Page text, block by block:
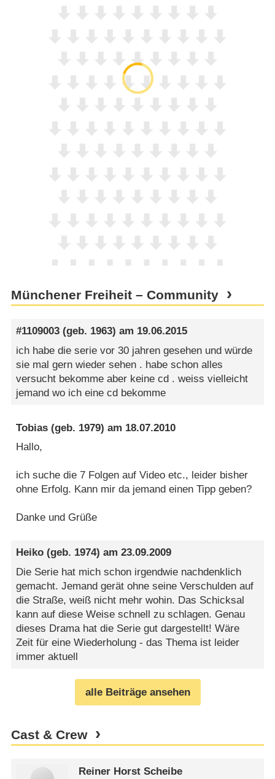
Münchener Freiheit – Community
#1109003 (geb. 1963) am 19.06.2015
ich habe die serie vor 30 jahren gesehen und würde
sie mal gern wieder sehen . habe schon alles
versucht bekomme aber keine cd . weiss vielleicht
jemand wo ich eine cd bekomme
Tobias (geb. 1979) am 18.07.2010
Hallo,
ich suche die 7 Folgen auf Video etc., leider bisher
ohne Erfolg. Kann mir da jemand einen Tipp geben?
Danke und Grüße
Heiko (geb. 1974) am23.09.2009
Die Serie hat mich schon irgendwie nachdenklich
gemacht. Jemand gerät ohne seine Verschulden auf
die Straße, weiß nicht mehr wohin. Das Schicksal
kann auf diese Weise schnell zu schlagen. Genau
dieses Drama hat die Serie gut dargestellt! Wäre
Zeit für eine Wiederholung - das Thema ist leider
immer aktuell
alle Beiträge ansehen
Cast & Crew
Reiner Horst Scheibe